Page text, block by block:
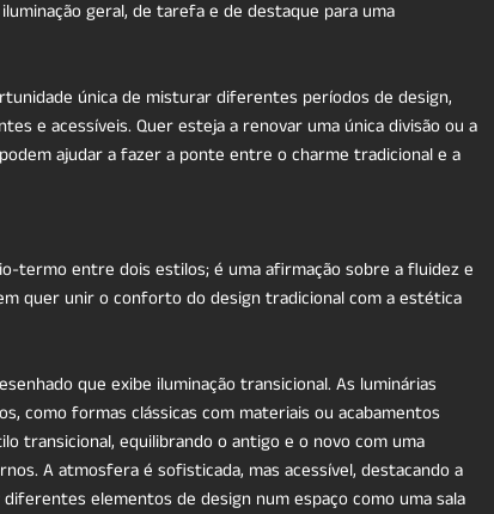
geral, de tarefa e de destaque para uma
única de misturar diferentes períodos de design,
e acessíveis. Quer esteja a renovar uma única divisão ou a
ajudar a fazer a ponte entre o charme tradicional e a
termo entre dois estilos; é uma afirmação sobre a fluidez e
quer unir o conforto do design tradicional com a estética
que exibe iluminação transicional. As luminárias
como formas clássicas com materiais ou acabamentos
transicional, equilibrando o antigo e o novo com uma
A atmosfera é sofisticada, mas acessível, destacando a
elementos de design num espaço como uma sala